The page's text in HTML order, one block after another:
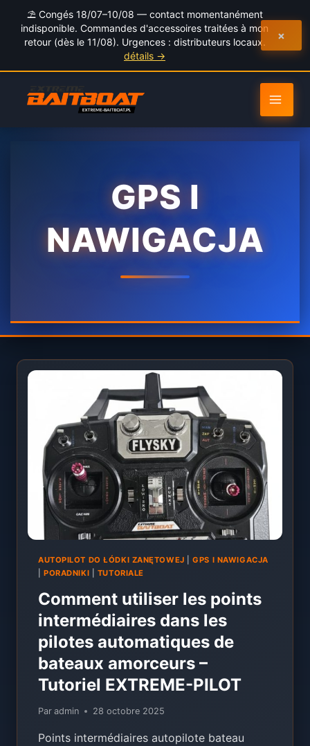
⛱️ Congés 18/07–10/08 — contact momentanément
indisponible. Commandes d'accessoires traitées à mon
retour (dès le 11/08). Urgences : distributeurs locaux.
détails →
×
contenu
GPS I
NAWIGACJA
AUTOPILOT DO ŁÓDKI ZANĘTOWEJ |GPS I NAWIGACJA
|PORADNIKI TUTORIALE
Comment utiliser les points
intermédiaires dans les
pilotes automatiques de
bateaux amorceurs –
Tutoriel EXTREME-PILOT
Par admin 28 octobre 2025
Points intermédiaires autopilote bateau